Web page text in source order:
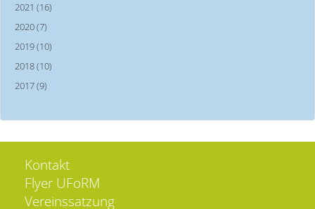
2021 (16)
2020 (7)
2019 (10)
2018 (10)
2017 (9)
Kontakt
Flyer UFoRM
Vereinssatzung